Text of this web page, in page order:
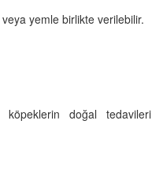
yemle birlikte verilebilir.
doğal tedavileri